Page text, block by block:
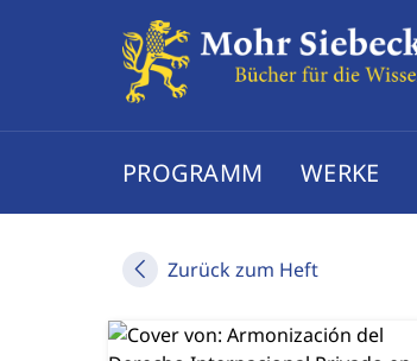
PROGRAMM WERKE
Zurück zum Heft